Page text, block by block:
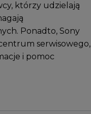
którzy udzielają
Ponadto, Sony
serwisowego,
i pomoc